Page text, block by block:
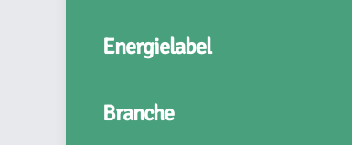
Energielabel
Branche